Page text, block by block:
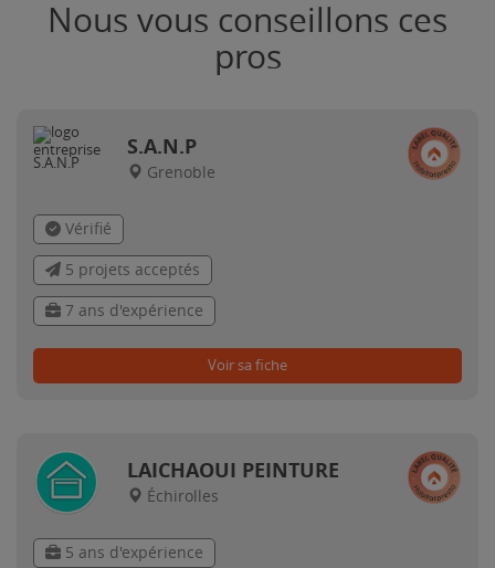
Nous vous conseillons ces
pros
S.A.N.P
Grenoble
Vérifié
5 projets acceptés
7 ans d'expérience
Voir sa fiche
LAICHAOUI PEINTURE
Échirolles
5 ans d'expérience